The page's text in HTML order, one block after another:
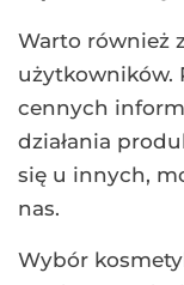
Warto również
użytkowników.
cennych
działania
się u innych,
nas.
Wybór